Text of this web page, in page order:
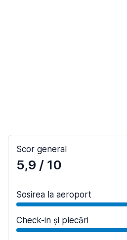
Scor general
5,9 / 10
Sosirea la aeroport
Check-in și plecări